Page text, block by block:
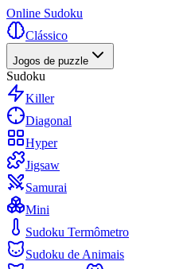
Online Sudoku
Clássico
Jogos de puzzle
Sudoku
Killer
Diagonal
Hyper
Jigsaw
Samurai
Mini
Sudoku Termômetro
Sudoku de Animais